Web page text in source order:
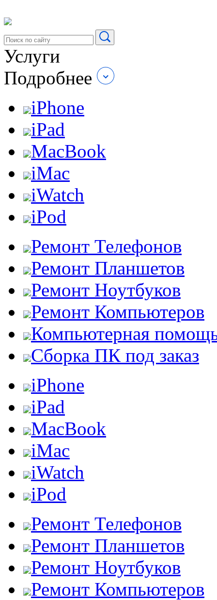
Услуги
Подробнее
iPhone
iPad
MacBook
iMac
iWatch
iPod
Ремонт Телефонов
Ремонт Планшетов
Ремонт Ноутбуков
Ремонт Компьютеров
Компьютерная
Сборка ПК под заказ
iPhone
iPad
MacBook
iMac
iWatch
iPod
Ремонт Телефонов
Ремонт Планшетов
Ремонт Ноутбуков
Ремонт Компьютеров